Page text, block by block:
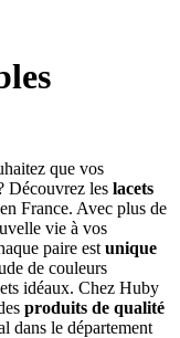
que vos
Découvrez les lacets
France. Avec plus de
vie à vos
paire est unique
de couleurs
idéaux. Chez Huby
produits de qualité
dans le département